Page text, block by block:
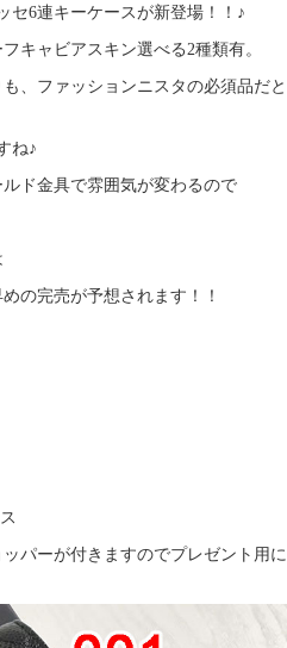
セ6連キーケースが新登場！！♪
キャビアスキン選べる2種類有。
、ファッションニスタの必須品だと
ね♪
ド金具で雰囲気が変わるので
の完売が予想されます！！
パーが付きますのでプレゼント用に